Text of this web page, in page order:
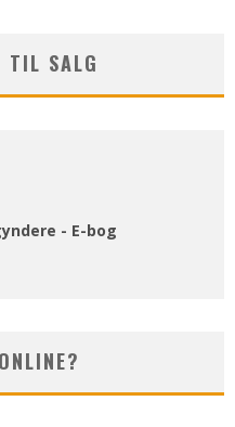
TIL SALG
- E-bog